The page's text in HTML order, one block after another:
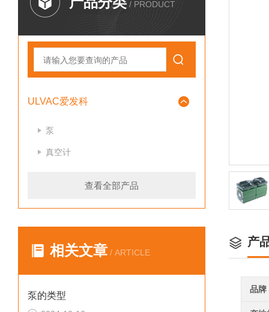
/ PRODUCT
ULVAC爱发科
泵
真空计
查看全部产品
相关文章 / ARTICLE
泵的类型
产
品牌